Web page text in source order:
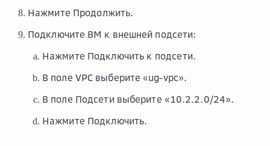
Нажмите Продолжить.
Подключите ВМ к внешней подсети:
Нажмите Подключить к подсети.
В поле VPC выберите «ug-vpc».
В поле Подсетивыберите «10.2.2.0/24».
Нажмите Подключить.